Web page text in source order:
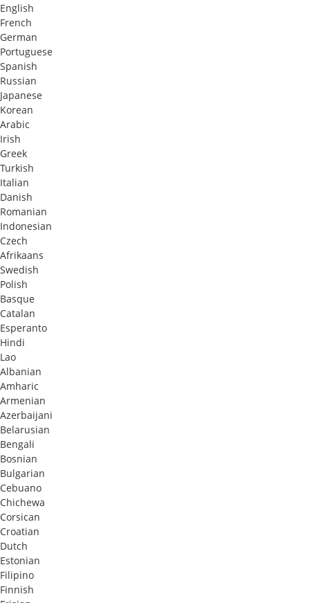
English
French
German
Portuguese
Spanish
Russian
Japanese
Korean
Arabic
Irish
Greek
Turkish
Italian
Danish
Romanian
Indonesian
Czech
Afrikaans
Swedish
Polish
Basque
Catalan
Esperanto
Hindi
Lao
Albanian
Amharic
Armenian
Azerbaijani
Belarusian
Bengali
Bosnian
Bulgarian
Cebuano
Chichewa
Corsican
Croatian
Dutch
Estonian
Filipino
Finnish